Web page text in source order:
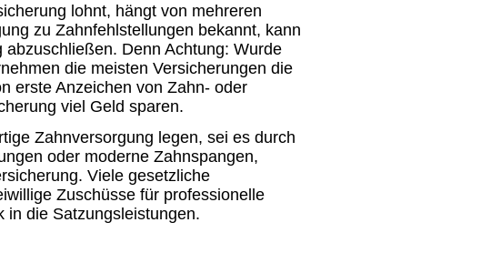
lohnt, hängt von mehreren
zu Zahnfehlstellungen bekannt, kann
Denn Achtung: Wurde
die meisten Versicherungen die
erste Anzeichen von Zahn- oder
viel Geld sparen.
Zahnversorgung legen, sei es durch
oder moderne Zahnspangen,
Viele gesetzliche
Zuschüsse für professionelle
in die Satzungsleistungen.